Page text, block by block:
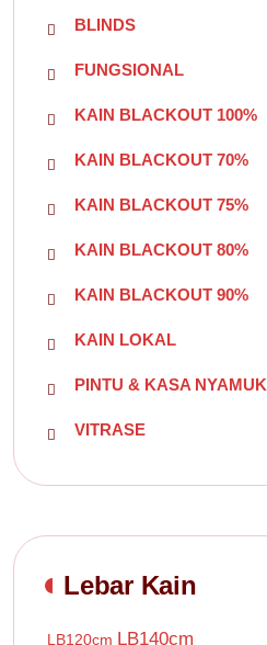
BLINDS
FUNGSIONAL
KAIN BLACKOUT 100%
KAIN BLACKOUT 70%
KAIN BLACKOUT 75%
KAIN BLACKOUT 80%
KAIN BLACKOUT 90%
KAIN LOKAL
PINTU & KASA NYAMUK
VITRASE
Lebar Kain
LB120cm LB140cm